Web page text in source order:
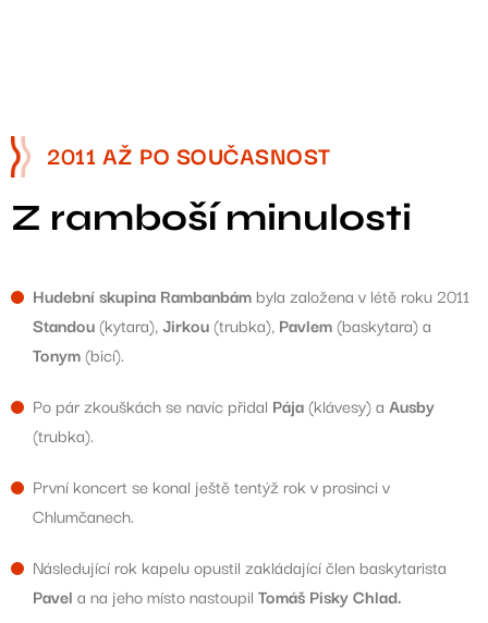
2011 AŽ PO SOUČASNOST
Z ramboší minulosti
Hudební skupina Rambanbám byla založena v létě roku 2011
Standou(kytara),Jirkou(trubka), Pavlem(baskytara) a
Tonym(bicí).
Po pár zkouškách se navíc přidal Pája(klávesy) a Ausby
(trubka).
První koncert se konal ještě tentýž rok v prosinci v
Chlumčanech.
Následující rok kapelu opustil zakládající člen baskytarista
Pavel a na jeho místo nastoupil Tomáš Pisky Chlad.